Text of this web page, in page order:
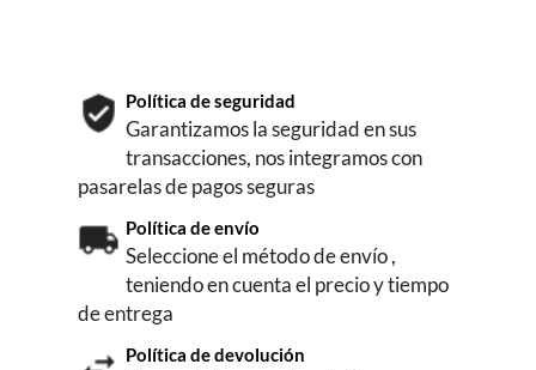
Política de seguridad
Garantizamos la seguridad en sus
transacciones, nos integramos con
pasarelas de pagos seguras
Política de envío
Seleccione el método de envío ,
teniendo en cuenta el precio y tiempo
de entrega
Política de devolución